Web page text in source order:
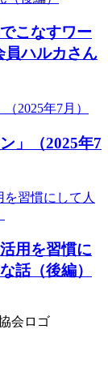
こなすワー
員ハルカさん
」（2025年7
用を習慣に
話（後編）